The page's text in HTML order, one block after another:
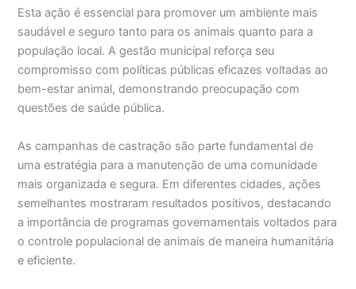
Esta ação é essencial para promover um ambiente mais
saudável e seguro tanto para os animais quanto para a
população local. A gestão municipal reforça seu
compromisso com políticas públicas eficazes voltadas ao
bem-estar animal, demonstrando preocupação com
questões de saúde pública.
As campanhas de castração são parte fundamental de
uma estratégia para a manutenção de uma comunidade
mais organizada e segura. Em diferentes cidades, ações
semelhantes mostraram resultados positivos, destacando
a importância de programas governamentais voltados para
o controle populacional de animais de maneira humanitária
e eficiente.